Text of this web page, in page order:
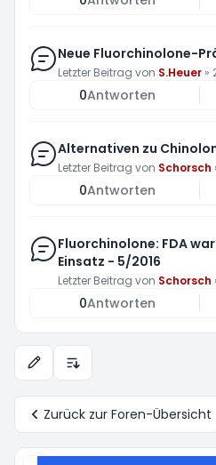
Neue Fluorchinolone-
Letzter Beitrag von S.Heuer »
0Antworten
Alternativen zu
Letzter Beitrag von Schorsch
0Antworten
Fluorchinolone: FDA
Einsatz - 5/2016
Letzter Beitrag von Schorsch
0Antworten
Anzeige- und
Zurück zur Foren-Übersicht